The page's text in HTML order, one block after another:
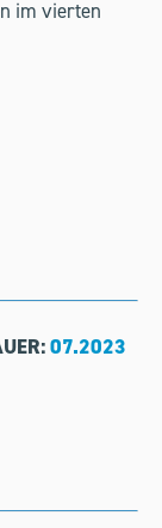
im vierten
07.2023